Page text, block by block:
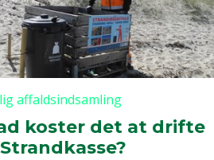
affaldsindsamling
koster det at drifte